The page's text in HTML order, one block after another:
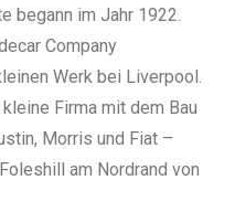
begann im Jahr 1922.
Company
Werk bei Liverpool.
Firma mit dem Bau
Morris und Fiat –
am Nordrand von